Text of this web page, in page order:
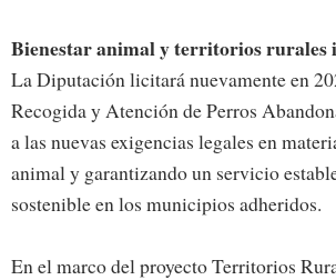
Bienestar animal y territorios rurales
La Diputación licitará nuevamente en
Recogida y Atención de Perros
a las nuevas exigencias legales en
animal y garantizando un servicio
sostenible en los municipios adheridos.
En el marco del proyecto Territorios